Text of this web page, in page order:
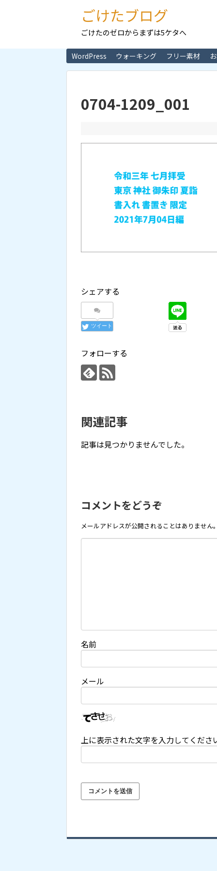
ごけたブログ
ごけたのゼロからまずは5ケタへ
WordPress ウォーキング フリー素材
0704-1209_001
シェアする
ツイート
フォローする
関連記事
記事は見つかりませんでした。
コメントをどうぞ
メールアドレスが公開されることはありません
名前
メール
上に表示された文字を入力してくださ